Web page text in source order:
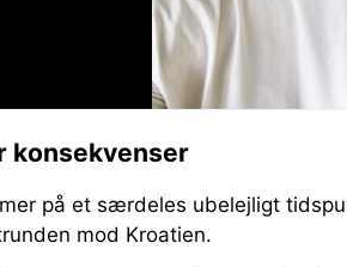
konsekvenser
på et særdeles ubelejligt
mod Kroatien.